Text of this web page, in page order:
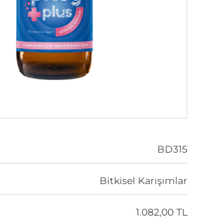
BD315
Bitkisel Karışımlar
1.082,00 TL